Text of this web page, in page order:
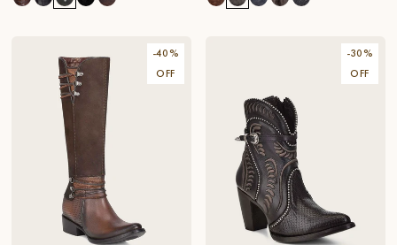
-40%
OFF
-30%
OFF